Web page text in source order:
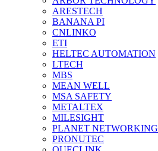
ARESTECH
BANANA PI
CNLINKO
ETI
HELTEC AUTOMATION
LTECH
MBS
MEAN WELL
MSA SAFETY
METALTEX
MILESIGHT
PLANET NETWORKING
PRONUTEC